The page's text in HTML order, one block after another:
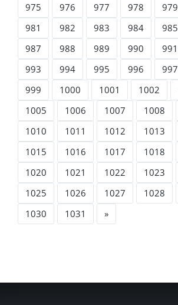
975
976 977 978 979
981
982 983 984 985
987
988 989 990 991
993
994 995 996 997
999
1000 1001 1002
1005
1006 1007 1008
1010
1011 1012 1013
1015
1016 1017 1018
1020
1021 1022 1023
1025
1026 1027 1028
1030
1031 »